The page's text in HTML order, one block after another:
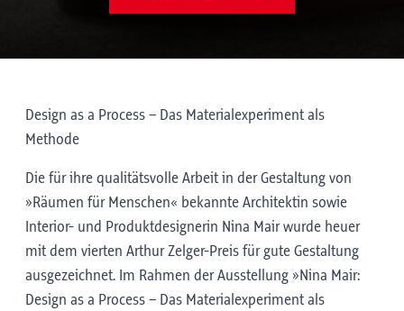
Design as a Process – Das Materialexperiment als
Methode
Die für ihre qualitätsvolle Arbeit in der Gestaltung von
»Räumen für Menschen« bekannte Architektin sowie
Interior- und Produktdesignerin Nina Mair wurde heuer
mit dem vierten Arthur Zelger-Preis für gute Gestaltung
ausgezeichnet. Im Rahmen der Ausstellung »Nina Mair:
Design as a Process – Das Materialexperiment als